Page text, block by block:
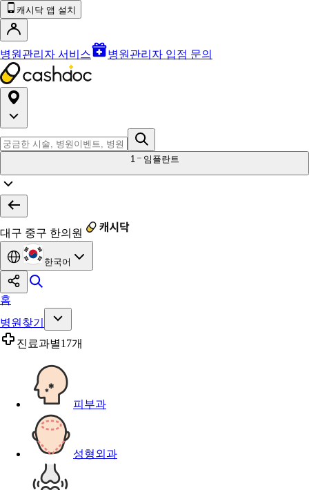
캐시닥 앱 설치
병원관리자 서비스 병원관리자 입점 문의
1 임플란트
대구 중구 한의원
한국어
홈
병원찾기
진료과별17개
피부과
성형외과